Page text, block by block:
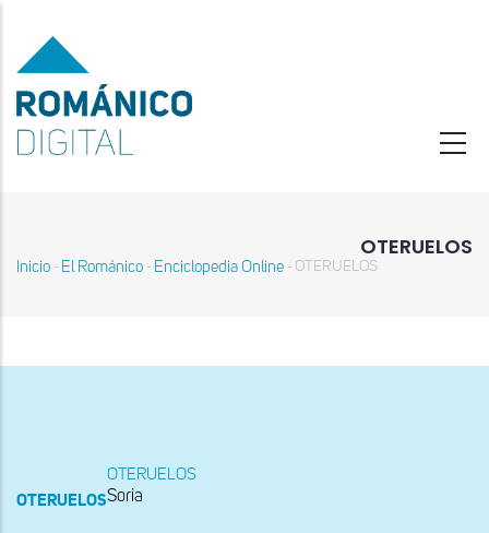
contenido
principal
OTERUELOS
navegación
Inicio - El Románico - Enciclopedia Online - OTERUELOS
OTERUELOS
OTERUELOS
Soria